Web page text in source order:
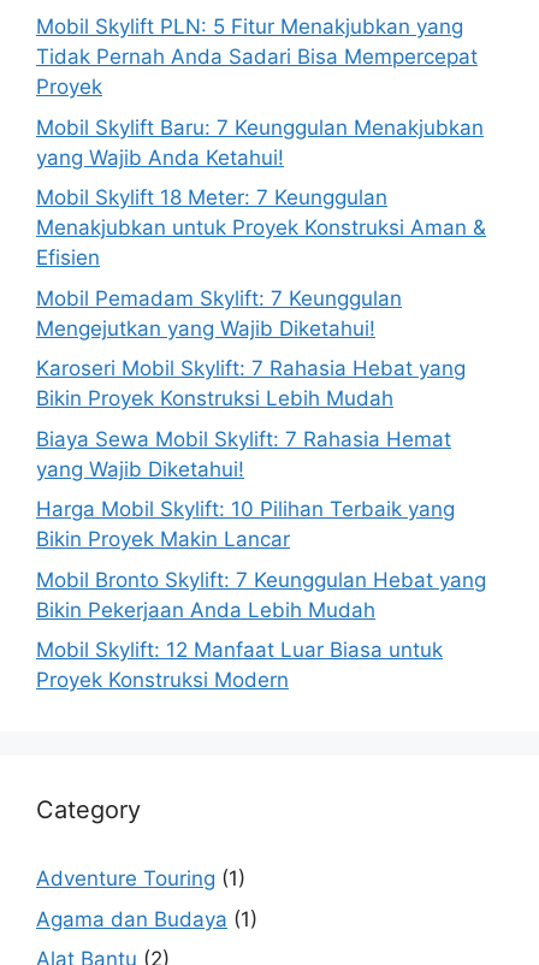
Mobil Skylift PLN: 5 Fitur Menakjubkan yang
Tidak Pernah Anda Sadari Bisa Mempercepat
Proyek
Mobil Skylift Baru: 7 Keunggulan Menakjubkan
yang Wajib Anda Ketahui!
Mobil Skylift 18 Meter: 7 Keunggulan
Menakjubkan untuk Proyek Konstruksi Aman &
Efisien
Mobil Pemadam Skylift: 7 Keunggulan
Mengejutkan yang Wajib Diketahui!
Karoseri Mobil Skylift: 7 Rahasia Hebat yang
Bikin Proyek Konstruksi Lebih Mudah
Biaya Sewa Mobil Skylift: 7 Rahasia Hemat
yang Wajib Diketahui!
Harga Mobil Skylift: 10 Pilihan Terbaik yang
Bikin Proyek Makin Lancar
Mobil Bronto Skylift: 7 Keunggulan Hebat yang
Bikin Pekerjaan Anda Lebih Mudah
Mobil Skylift: 12 Manfaat Luar Biasa untuk
Proyek Konstruksi Modern
Category
Adventure Touring (1)
Agama dan Budaya (1)
Alat Bantu (2)